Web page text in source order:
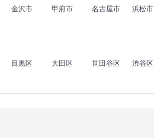
金沢市 甲府市 名古屋市 浜松市
目黒区 大田区 世田谷区 渋谷区